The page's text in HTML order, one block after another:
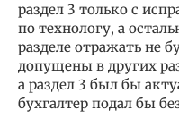
раздел 3 только с
по технологу, а
разделе отражать не
допущены в других
а раздел 3 был бы
бухгалтер подал бы